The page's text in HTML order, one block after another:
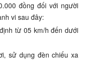
đồng đối với người
vi sau đây:
từ 05 km/h đến dưới
sử dụng đèn chiếu xa